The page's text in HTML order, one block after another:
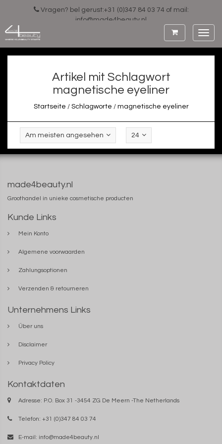
Vragen? bel gerust:+31 (0)347 84 03 74 of mail:
info@made4beauty.nl
Artikel mit Schlagwort
magnetische eyeliner
Startseite / Schlagworte / magnetische eyeliner
Am meisten angesehen 24
made4beauty.nl
Groothandel in unieke cosmetische producten
Kunde Links
Mein Konto
Algemene voorwaarden
Zahlungsoptionen
Verzenden & retourneren
Unternehmens Links
Über uns
Disclaimer
Privacy Policy
Kontaktdaten
Adresse: P.O. Box 31 -3454 ZG De Meern -The Netherlands
Telefon: +31 (0)347 84 03 74
E-mail: info@made4beauty.nl